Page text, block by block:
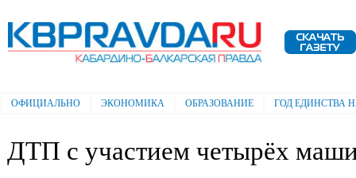
Электронная газета "Кабардино-
Балкарская правда"
Главное меню
ОФИЦИАЛЬНО ЭКОНОМИКА ОБРАЗОВАНИЕ ГОД ЕДИНСТВА
ДТП с участием четырёх